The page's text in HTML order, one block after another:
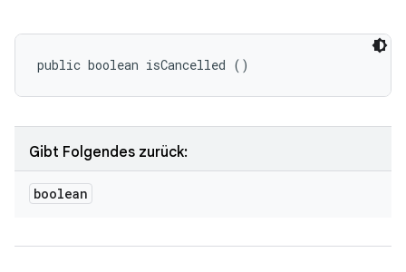
public boolean isCancelled ()
Gibt Folgendes zurück:
boolean